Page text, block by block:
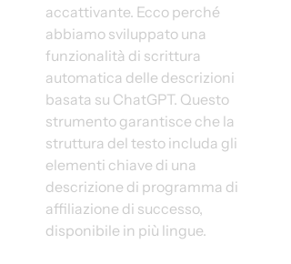
accattivante. Ecco perché
abbiamo sviluppato una
funzionalità di scrittura
automatica delle descrizioni
basata su ChatGPT. Questo
strumento garantisce che la
struttura del testo includa gli
elementi chiave di una
descrizione di programma di
affiliazione di successo,
disponibile in più lingue.